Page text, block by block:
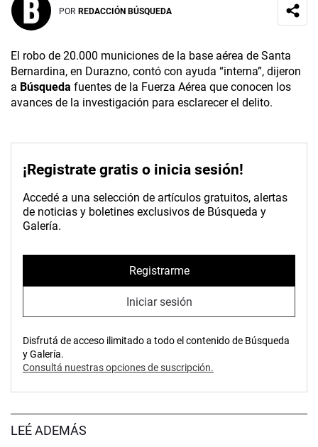
POR REDACCIÓN BÚSQUEDA
El robo de 20.000 municiones de la base aérea de Santa
Bernardina, en Durazno, contó con ayuda “interna”, dijeron
a Búsqueda fuentes de la Fuerza Aérea que conocen los
avances de la investigación para esclarecer el delito.
¡Registrate gratis o inicia sesión!
Accedé a una selección de artículos gratuitos, alertas
de noticias y boletines exclusivos de Búsqueda y
Galería.
Registrarme
Iniciar sesión
Disfrutá de acceso ilimitado a todo el contenido de Búsqueda
y Galería.
Consultá nuestras opciones de suscripción.
LEÉ ADEMÁS